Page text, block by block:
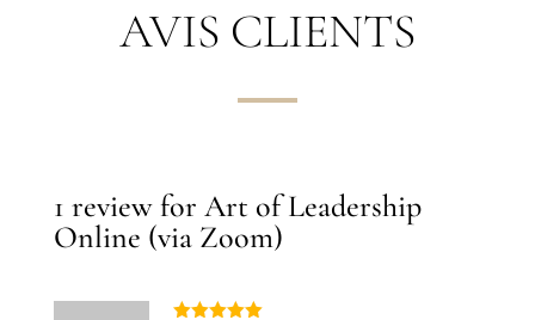
AVIS CLIENTS
1 review for Art of Leadership
Online (via Zoom)